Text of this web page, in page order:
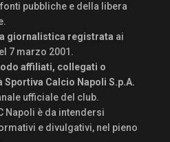
pubbliche e della libera
giornalistica registrata ai
7 marzo 2001.
affiliati, collegati o
Calcio Napoli S.p.A.
ufficiale del club.
Napoli è da intendersi
e divulgativi, nel pieno